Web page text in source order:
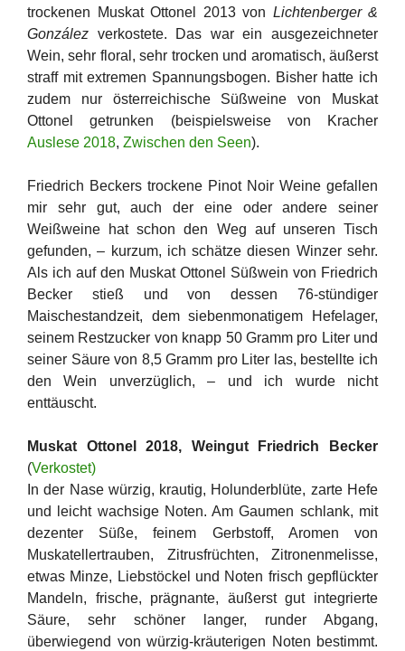
trockenen Muskat Ottonel 2013 von Lichtenberger &
González verkostete. Das war ein ausgezeichneter
Wein, sehr floral, sehr trocken und aromatisch, äußerst
straff mit extremen Spannungsbogen. Bisher hatte ich
zudem nur österreichische Süßweine von Muskat
Ottonel getrunken (beispielsweise von Kracher
Auslese 2018, Zwischen den Seen).
Friedrich Beckers trockene Pinot Noir Weine gefallen
mir sehr gut, auch der eine oder andere seiner
Weißweine hat schon den Weg auf unseren Tisch
gefunden, – kurzum, ich schätze diesen Winzer sehr.
Als ich auf den Muskat Ottonel Süßwein von Friedrich
Becker stieß und von dessen 76-stündiger
Maischestandzeit, dem siebenmonatigem Hefelager,
seinem Restzucker von knapp 50 Gramm pro Liter und
seiner Säure von 8,5 Gramm pro Liter las, bestellte ich
den Wein unverzüglich, – und ich wurde nicht
enttäuscht.
Muskat Ottonel 2018, Weingut Friedrich Becker
(Verkostet)
In der Nase würzig, krautig, Holunderblüte, zarte Hefe
und leicht wachsige Noten. Am Gaumen schlank, mit
dezenter Süße, feinem Gerbstoff, Aromen von
Muskatellertrauben, Zitrusfrüchten, Zitronenmelisse,
etwas Minze, Liebstöckel und Noten frisch gepflückter
Mandeln, frische, prägnante, äußerst gut integrierte
Säure, sehr schöner langer, runder Abgang,
überwiegend von würzig-kräuterigen Noten bestimmt.